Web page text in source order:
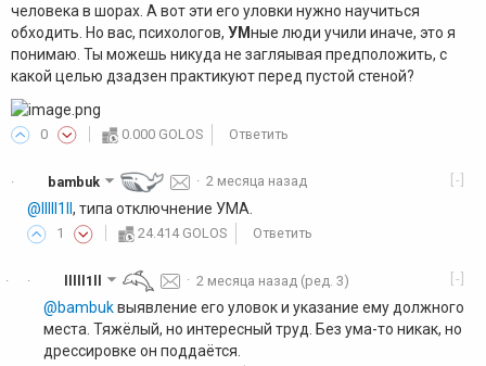
человека в шорах. А вот эти его уловки нужно научиться
обходить. Но вас, психологов, УМные люди учили иначе, это я
понимаю. Ты можешь никуда не загляывая предположить, с
какой целью дзадзен практикуют перед пустой стеной?
0 0.000 GOLOS Ответить
· [-]
bambuk · 2 месяца назад
@lllll1ll , типа отключнение УМА.
1 24.414 GOLOS Ответить
·
· [-]
lllll1ll ·2 месяца назад (ред. 3)
@bambukвыявление его уловок и указание ему должного
места. Тяжёлый, но интересный труд. Без ума-то никак, но
дрессировке он поддаётся.